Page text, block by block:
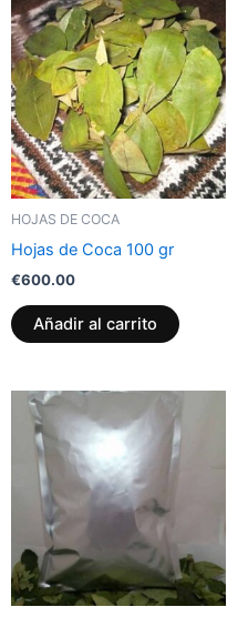
HOJAS DE COCA
Hojas de Coca 100 gr
€600.00
Añadir al carrito